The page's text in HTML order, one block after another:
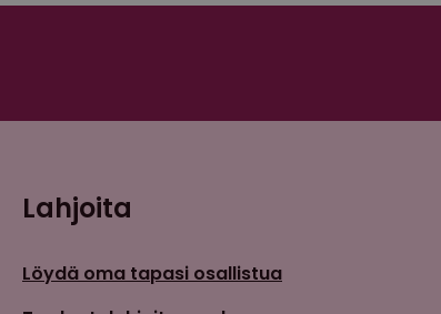
Lahjoita
Löydä oma tapasi osallistua